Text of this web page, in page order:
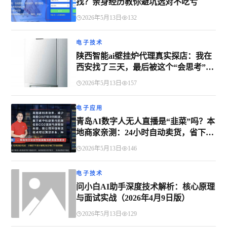
找？亲身经历教你避坑选对不吃亏
2026年5月13日 132
电子技术
陕西智能ai壁挂炉代理真实探店：我在
西安找了三天，最后被这个“会思考”的
炉子圈粉了
2026年5月13日 157
电子应用
青岛AI数字人无人直播是“韭菜”吗？本
地商家亲测：24小时自动卖货，省下8
个人工钱！
2026年5月13日 146
电子技术
问小白AI助手深度技术解析：核心原理
与面试实战（2026年4月9日版）
2026年5月13日 129